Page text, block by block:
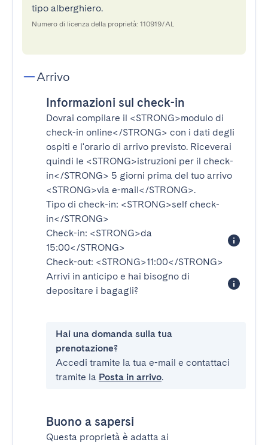
tipo alberghiero.
Numero di licenza della proprietà: 110919/AL
Arrivo
Informazioni sul check-in
Dovrai compilare il <STRONG>modulo di
check-in online</STRONG> con i dati degli
ospiti e l'orario di arrivo previsto. Riceverai
quindi le <STRONG>istruzioni per il check-
in</STRONG> 5 giorni prima del tuo arrivo
<STRONG>via e-mail</STRONG>.
Tipo di check-in: <STRONG>self check-
in</STRONG>
Check-in: <STRONG>da
15:00</STRONG>
Check-out: <STRONG>11:00</STRONG>
Arrivi in anticipo e hai bisogno di
depositare i bagagli?
Hai una domanda sulla tua
prenotazione?
Accedi tramite la tua e-mail e contattaci
tramite la Posta in arrivo.
Buono a sapersi
Questa proprietà è adatta ai